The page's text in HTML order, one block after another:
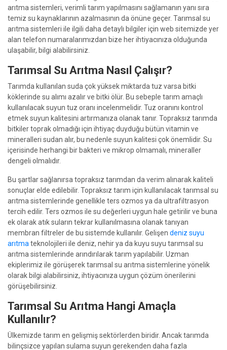
arıtma sistemleri, verimli tarım yapılmasını sağlamanın yanı sıra
temiz su kaynaklarının azalmasının da önüne geçer. Tarımsal su
arıtma sistemleri ile ilgili daha detaylı bilgiler için web sitemizde yer
alan telefon numaralarımızdan bize her ihtiyacınıza olduğunda
ulaşabilir, bilgi alabilirsiniz.
Tarımsal Su Arıtma Nasıl Çalışır?
Tarımda kullanılan suda çok yüksek miktarda tuz varsa bitki
köklerinde su alımı azalır ve bitki ölür. Bu sebeple tarım amaçlı
kullanılacak suyun tuz oranı incelenmelidir. Tuz oranını kontrol
etmek suyun kalitesini artırmanıza olanak tanır. Topraksız tarımda
bitkiler toprak olmadığı için ihtiyaç duyduğu bütün vitamin ve
mineralleri sudan alır, bu nedenle suyun kalitesi çok önemlidir. Su
içerisinde herhangi bir bakteri ve mikrop olmamalı, mineraller
dengeli olmalıdır.
Bu şartlar sağlanırsa topraksız tarımdan da verim alınarak kaliteli
sonuçlar elde edilebilir. Topraksız tarım için kullanılacak tarımsal su
arıtma sistemlerinde genellikle ters ozmos ya da ultrafiltrasyon
tercih edilir. Ters ozmos ile su değerleri uygun hale getirilir ve buna
ek olarak atık suların tekrar kullanılmasına olanak tanıyan
membran filtreler de bu sistemde kullanılır. Gelişen deniz suyu
arıtma teknolojileri ile deniz, nehir ya da kuyu suyu tarımsal su
arıtma sistemlerinde arındırılarak tarım yapılabilir. Uzman
ekiplerimiz ile görüşerek tarımsal su arıtma sistemlerine yönelik
olarak bilgi alabilirsiniz, ihtiyacınıza uygun çözüm önerilerini
görüşebilirsiniz.
Tarımsal Su Arıtma Hangi Amaçla
Kullanılır?
Ülkemizde tarım en gelişmiş sektörlerden biridir. Ancak tarımda
bilinçsizce yapılan sulama suyun gerekenden daha fazla